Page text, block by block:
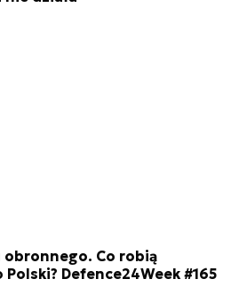
obronnego. Co robią
Defence24Week #165